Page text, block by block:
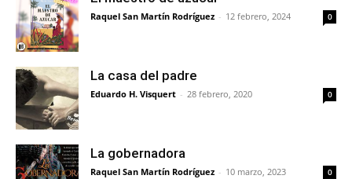
Raquel San Martín Rodríguez - 12 febrero, 2024 0
La casa del padre
Eduardo H. Visquert - 28 febrero, 2020 0
La gobernadora
Raquel San Martín Rodríguez - 10 marzo, 2023 0